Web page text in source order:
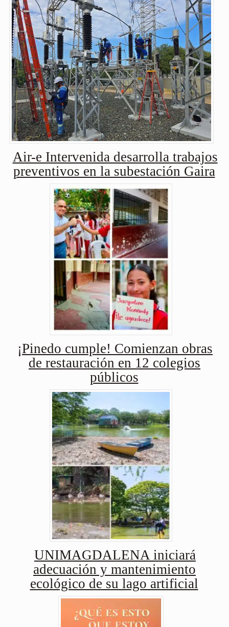
Air-e Intervenida desarrolla trabajos
preventivos en la subestación Gaira
¡Pinedo cumple! Comienzan obras
de restauración en 12 colegios
públicos
UNIMAGDALENA iniciará
adecuación y mantenimiento
ecológico de su lago artificial